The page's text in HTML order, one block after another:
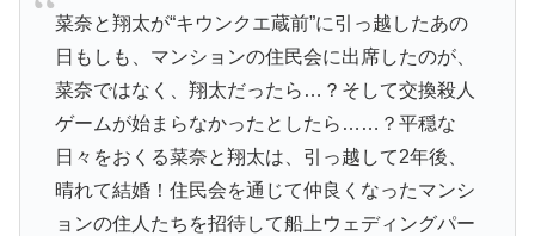
菜奈と翔太が“キウンクエ蔵前”に引っ越したあの
日もしも、マンションの住民会に出席したのが、
菜奈ではなく、翔太だったら…？そして交換殺人
ゲームが始まらなかったとしたら……？平穏な
日々をおくる菜奈と翔太は、引っ越して2年後、
晴れて結婚！住民会を通じて仲良くなったマンシ
ョンの住人たちを招待して船上ウェディングパー